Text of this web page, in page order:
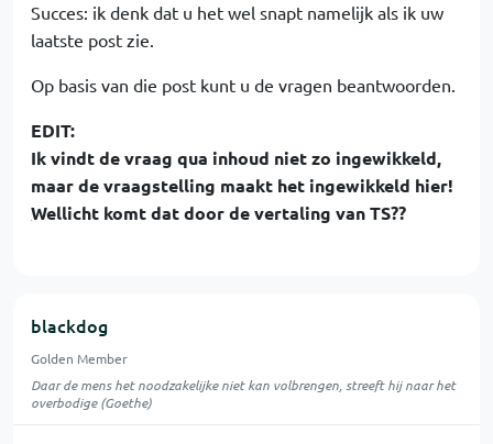
Succes: ik denk dat u het wel snapt namelijk als ik uw
laatste post zie.
Op basis van die post kunt u de vragen beantwoorden.
EDIT:
Ik vindt de vraag qua inhoud niet zo ingewikkeld,
maar de vraagstelling maakt het ingewikkeld hier!
Wellicht komt dat door de vertaling van TS??
blackdog
Golden Member
Daar de mens het noodzakelijke niet kan volbrengen, streeft hij naar het
overbodige (Goethe)